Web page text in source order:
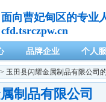
面向曹妃甸区的专业
cfd.tsrczpw.cn
品牌企业 个人
玉田县闪耀金属制品有限公司
制品有限公司